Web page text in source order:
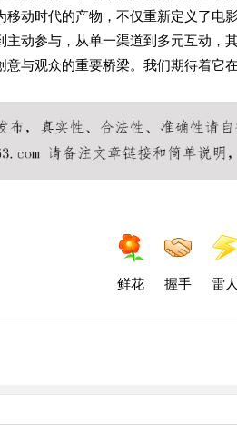
移动时代的产物，不仅重新定义了
主动参与，从单一渠道到多元互动，
意与观众的重要桥梁。我们期待着它
鲜花 握手 雷